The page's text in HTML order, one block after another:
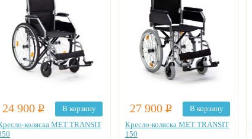
24 900 Р
В корзину
коляска MET TRANSIT
27 900 Р
В корзину
Кресло-коляска MET TRANSIT
150